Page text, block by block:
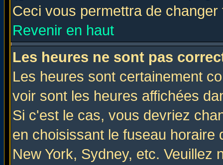
Ceci vous permettra de
Revenir en haut
Les heures ne sont pas
Les heures sont certainement
voir sont les heures affichées
Si c'est le cas, vous devriez
en choisissant le fuseau
New York, Sydney, etc. Veuillez